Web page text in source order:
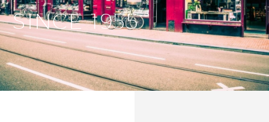
SINCE 1955